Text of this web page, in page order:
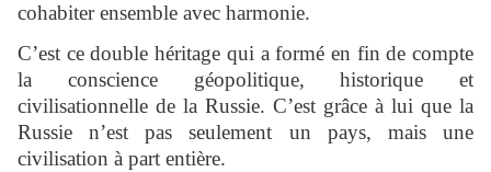
cohabiter ensemble avec harmonie.
C’est ce double héritage qui a formé en fin de compte
la conscience géopolitique, historique et
civilisationnelle de la Russie. C’est grâce à lui que la
Russie n’est pas seulement un pays, mais une
civilisation à part entière.